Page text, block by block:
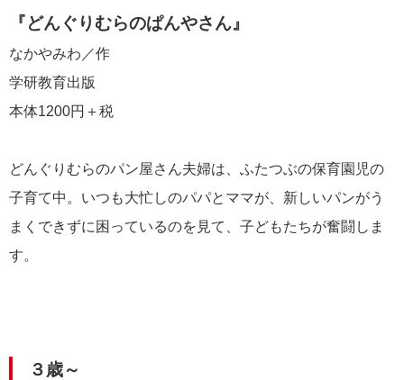
『どんぐりむらのぱんやさん』
なかやみわ／作
学研教育出版
本体1200円＋税
どんぐりむらのパン屋さん夫婦は、ふたつぶの保育園児の
子育て中。いつも大忙しのパパとママが、新しいパンがう
まくできずに困っているのを見て、子どもたちが奮闘しま
す。
３歳～